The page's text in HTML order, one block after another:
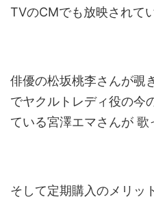
TVのCMでも放映されて
俳優の松坂桃李さんが覗
でヤクルトレディ役の今
ている宮澤エマさんが 歌
そして定期購入のメリッ